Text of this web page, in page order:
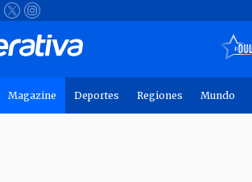
Magazine Deportes Regiones Mundo